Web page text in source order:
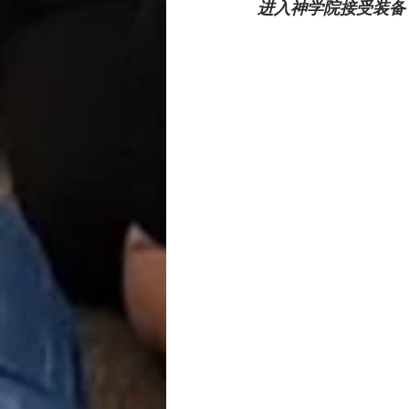
进入神学院接受装备